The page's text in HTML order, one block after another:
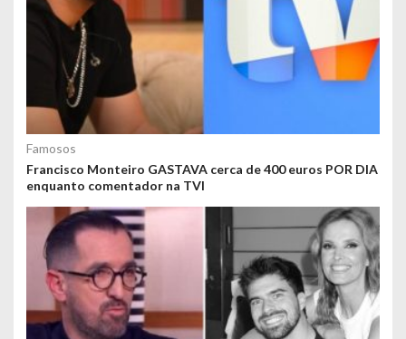
Famosos
Francisco Monteiro GASTAVA cerca de 400 euros POR DIA
enquanto comentador na TVI